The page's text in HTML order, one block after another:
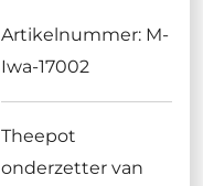
Artikelnummer: M-
Iwa-17002
Theepot
onderzetter van